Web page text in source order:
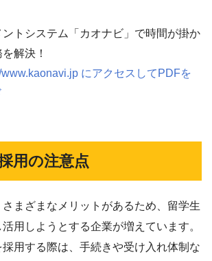
トシステム「カオナビ」で時間が掛か
解決！
www.kaonavi.jp にアクセスしてPDFを
用の注意点
まざまなメリットがあるため、留学生
用しようとする企業が増えています。
採用する際は、手続きや受け入れ体制な